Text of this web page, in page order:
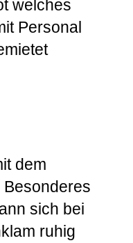
welches
Personal
dem
sich bei
ruhig